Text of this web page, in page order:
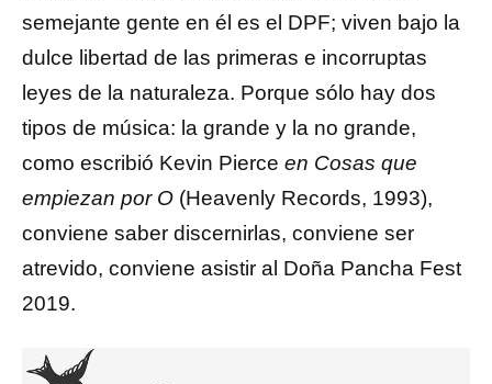
semejante gente en él es el DPF; viven bajo la
dulce libertad de las primeras e incorruptas
leyes de la naturaleza. Porque sólo hay dos
tipos de música: la grande y la no grande,
como escribió Kevin Pierce en Cosas que
empiezan por O (Heavenly Records, 1993),
conviene saber discernirlas, conviene ser
atrevido, conviene asistir al Doña Pancha Fest
2019.